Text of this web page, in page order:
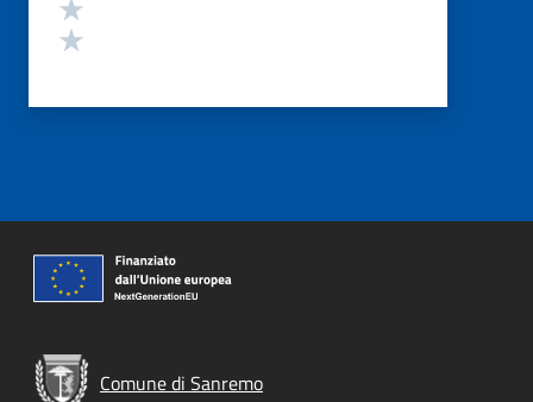
Comune di Sanremo